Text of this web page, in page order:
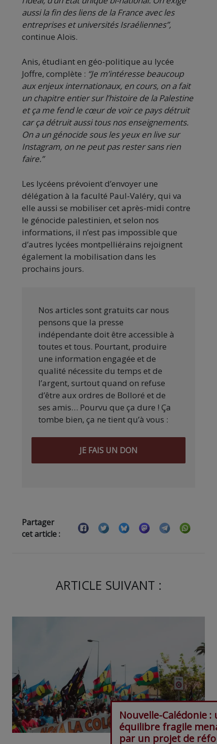
aussi la fin des liens de la France avec les
entreprises et universités Israéliennes”,
continue Aloïs.
Anis, étudiant en géo-politique au lycée
Joffre, complète : “Je m’intéresse beaucoup
aux enjeux internationaux, en cours, on a fait
un chapitre entier sur l’histoire de la Palestine
et ça me fend le cœur de voir ce pays détruit
car ça détruit aussi tous nos enseignements.
On a un génocide sous les yeux en live sur
Instagram, on ne peut pas rester sans rien
faire.”
Les lycéens prévoient d’envoyer une
délégation à la faculté Paul-Valéry, qui va
elle aussi se mobiliser cet après-midi contre
le génocide palestinien, et selon nos
informations, il n’est pas impossible que
d’autres lycées montpelliérains rejoignent
également la mobilisation dans les
prochains jours.
Nos articles sont gratuits car nous
pensons que la presse
indépendante doit être accessible à
toutes et tous. Pourtant, produire
une information engagée et de
qualité nécessite du temps et de
l’argent, surtout quand on refuse
d’être aux ordres de Bolloré et de
ses amis… Pourvu que ça dure ! Ça
tombe bien, ça ne tient qu’à vous :
JE FAIS UN DON
Partager
cet article :
ARTICLE SUIVANT :
Nouvelle-Calédonie :
équilibre fragile
par un projet de